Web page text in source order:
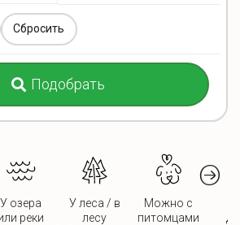
Сбросить
Подобрать
У озера
реки
У леса / в
лесу
Можно с
питомцами